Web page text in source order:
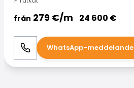
från 279 €/m 24 600 €
Ring WhatsApp
WhatsApp-meddelande